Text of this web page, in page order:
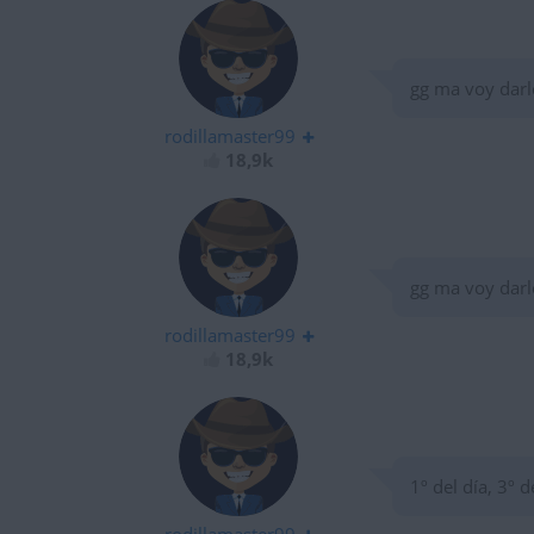
rodillamaster99
gg ma voy
rodillamaster99
gg ma voy
1º del día, 3º